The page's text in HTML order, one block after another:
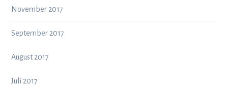
November 2017
September 2017
August 2017
Juli 2017